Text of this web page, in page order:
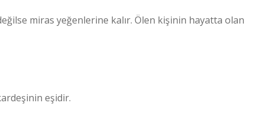
miras yeğenlerine kalır. Ölen kişinin hayatta olan
eşidir.